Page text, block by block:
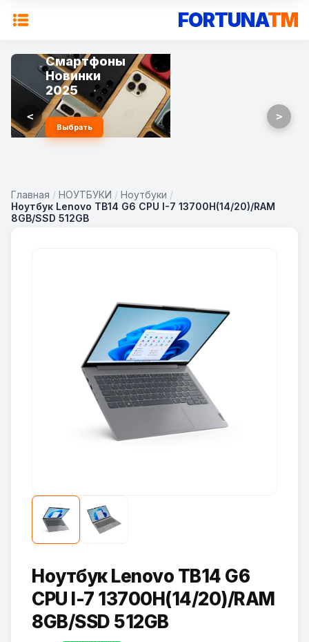
FORTUNATM
Смартфоны
Новинки
2025
Выбрать
< >
Главная / НОУТБУКИ / Ноутбуки /
Ноутбук Lenovo TB14 G6 CPU I-7 13700H(14/20)/RAM
8GB/SSD 512GB
Ноутбук Lenovo TB14 G6
CPU I-7 13700H(14/20)/RAM
8GB/SSD 512GB